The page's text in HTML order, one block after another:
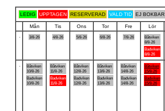
LEDIG UPPTAGEN RESERVERAD VALD TID EJ BOKBAR
Mån Tis Ons Tor Fre Lör
3/8-26 4/8-26 5/8-26 6/8-26 7/8-26
Båtviken
8/8-26
Badviken
8/8-26
Båtviken
10/8-26
Badviken
10/8-26
Båtviken
11/8-26
Badviken
11/8-26
Båtviken
12/8-26
Badviken
12/8-26
Båtviken
13/8-26
Badviken
13/8-26
Båtviken
14/8-26
Badviken
14/8-26
Båtviken
15/8-26
Badviken
15/8-26